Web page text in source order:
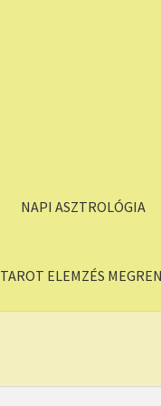
NAPI ASZTROLÓGIA
TAROT ELEMZÉS